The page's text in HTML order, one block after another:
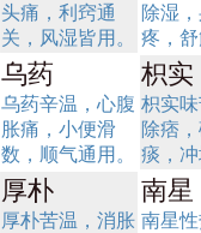
头痛，利窍通
关，风湿皆用。
除湿
疼，舒
乌药
乌药辛温，心腹
胀痛，小便滑
数，顺气通用。
枳实
枳实
除痞
痰，冲
厚朴
厚朴苦温，消胀
南星
南星